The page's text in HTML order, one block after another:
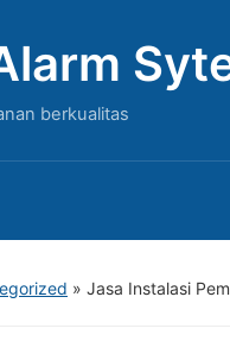
berkualitas
» Jasa Instalasi